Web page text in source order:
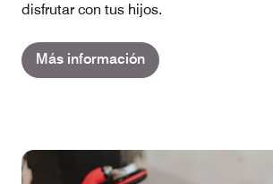
disfrutar con tus hijos.
Más información